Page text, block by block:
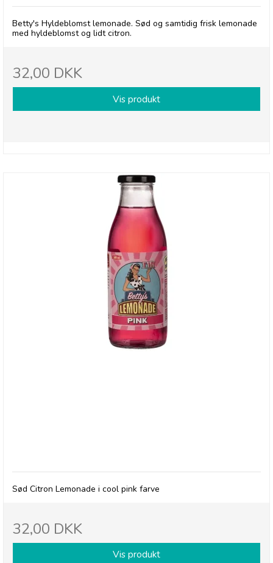
Betty's Hyldeblomst lemonade. Sød og samtidig frisk lemonade
med hyldeblomst og lidt citron.
32,00 DKK
Vis produkt
Sød Citron Lemonade i cool pink farve
32,00 DKK
Vis produkt